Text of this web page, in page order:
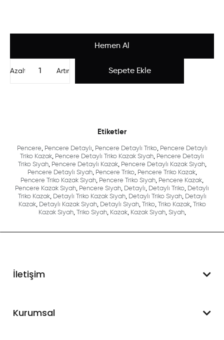
Artır
Azalt
Etiketler
Pencere, Pencere Detaylı, Pencere Detaylı Triko, Pencere Detaylı
Triko Kazak, Pencere Detaylı Triko Kazak Siyah, Pencere Detaylı
Triko Siyah, Pencere Detaylı Kazak, Pencere Detaylı Kazak Siyah,
Pencere Detaylı Siyah, Pencere Triko, Pencere Triko Kazak,
Pencere Triko Kazak Siyah, Pencere Triko Siyah, Pencere Kazak,
Pencere Kazak Siyah, Pencere Siyah, Detaylı, Detaylı Triko, Detaylı
Triko Kazak, Detaylı Triko Kazak Siyah, Detaylı Triko Siyah, Detaylı
Kazak, Detaylı Kazak Siyah, Detaylı Siyah, Triko, Triko Kazak,
Triko
Kazak Siyah, Triko Siyah, Kazak, Kazak Siyah, Siyah,
İletişim
WhatsApp Destek
Kurumsal